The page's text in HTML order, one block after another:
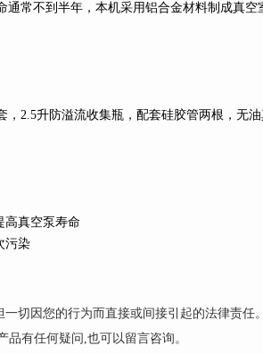
常不到半年，本机采用铝合金材料制成真空
， 2.5升防溢流收集瓶，配套硅胶管两根，无油
高真空泵寿命
污染
切因您的行为而直接或间接引起的法律责任。
有任何疑问,也可以留言咨询。